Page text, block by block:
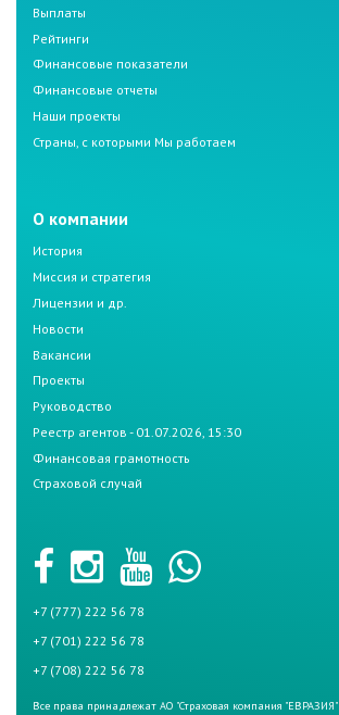
Выплаты
Рейтинги
Финансовые показатели
Финансовые отчеты
Наши проекты
Страны, с которыми Мы работаем
О компании
История
Миссия и стратегия
Лицензии и др.
Новости
Вакансии
Проекты
Руководство
Реестр агентов - 01.07.2026, 15:30
Финансовая грамотность
Страховой случай
+7 (777) 222 56 78
+7 (701) 222 56 78
+7 (708) 222 56 78
Все права принадлежат АО "Страховая компания "ЕВРАЗИЯ"